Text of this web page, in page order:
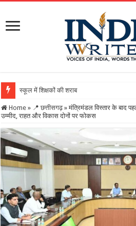
स्कूल में शिक्षकों की शराब पार्टी का वीडियो वायरल,
Home » 📍 छत्तीसगढ़ » मंत्रिमंडल विस्तार के बाद
उम्मीद, राहत और विकास दोनों पर फोकस